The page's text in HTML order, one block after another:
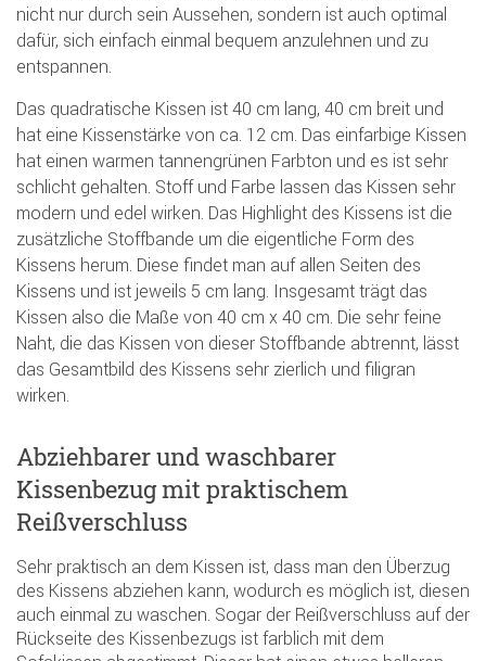
nicht nur durch sein Aussehen, sondern ist auch optimal
dafür, sich einfach einmal bequem anzulehnen und zu
entspannen.
Das quadratische Kissen ist 40 cm lang, 40 cm breit und
hat eine Kissenstärke von ca. 12 cm. Das einfarbige Kissen
hat einen warmen tannengrünen Farbton und es ist sehr
schlicht gehalten. Stoff und Farbe lassen das Kissen sehr
modern und edel wirken. Das Highlight des Kissens ist die
zusätzliche Stoffbande um die eigentliche Form des
Kissens herum. Diese findet man auf allen Seiten des
Kissens und ist jeweils 5 cm lang. Insgesamt trägt das
Kissen also die Maße von 40 cm x 40 cm. Die sehr feine
Naht, die das Kissen von dieser Stoffbande abtrennt, lässt
das Gesamtbild des Kissens sehr zierlich und filigran
wirken.
Abziehbarer und waschbarer
Kissenbezug mit praktischem
Reißverschluss
Sehr praktisch an dem Kissen ist, dass man den Überzug
des Kissens abziehen kann, wodurch es möglich ist, diesen
auch einmal zu waschen. Sogar der Reißverschluss auf der
Rückseite des Kissenbezugs ist farblich mit dem